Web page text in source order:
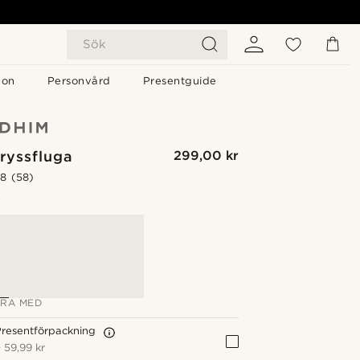
Sök
Personvård Presentguide
299,00 kr
(58)
MED
59,99 kr